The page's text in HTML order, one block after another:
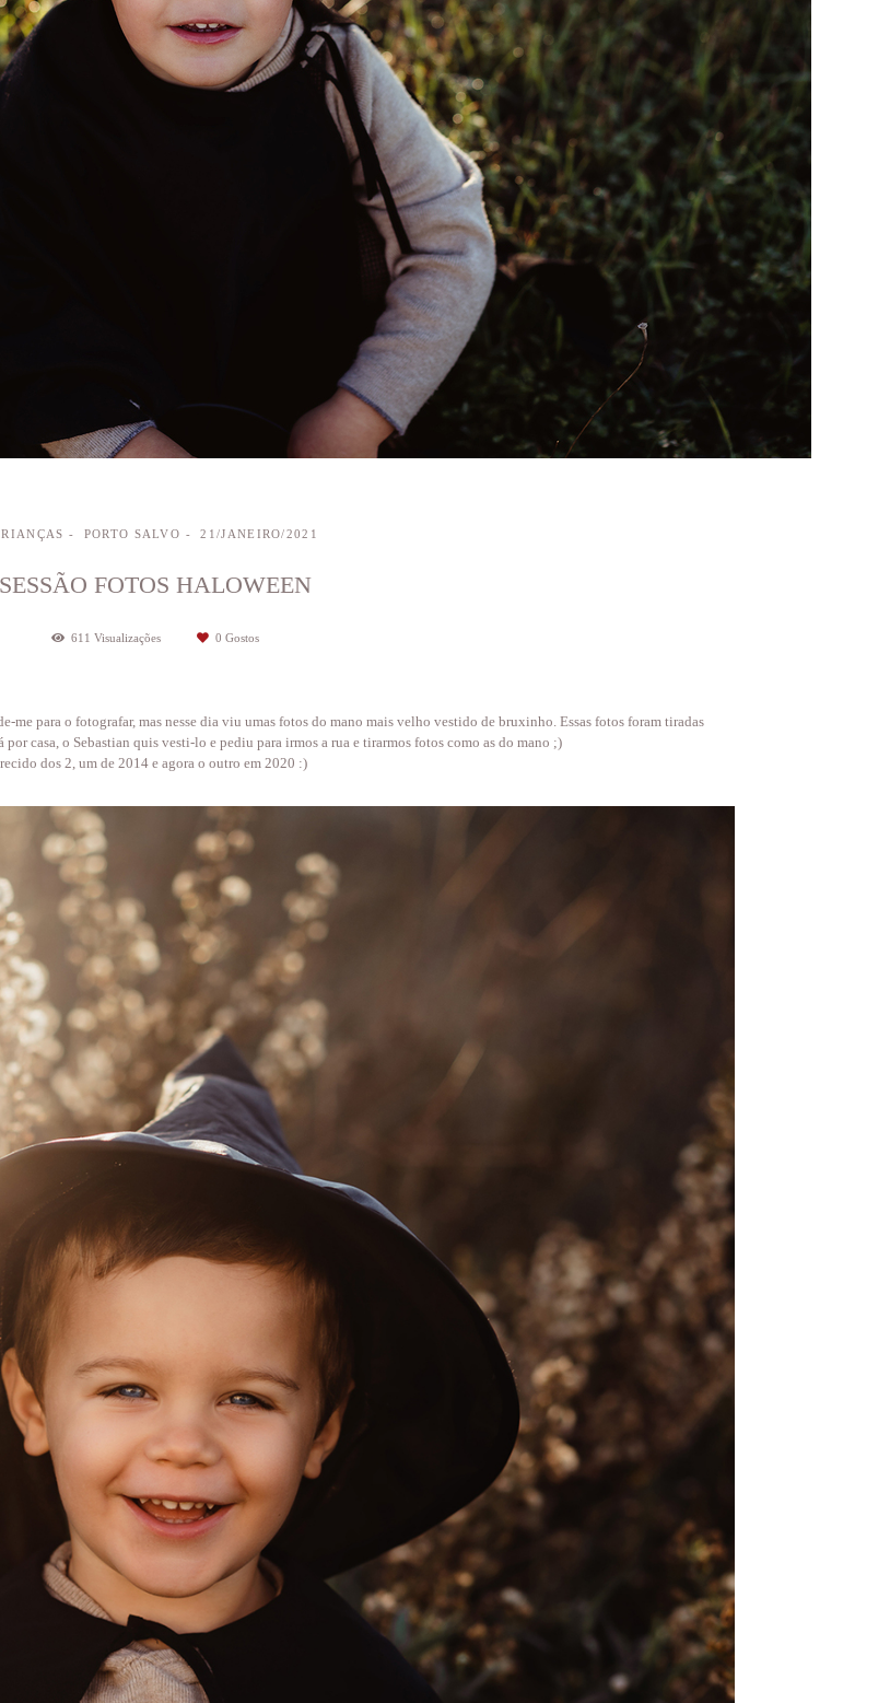
PORTO SALVO 21/JANEIRO/2021
SESSÃO FOTOS HALOWEEN
611 Visualizações 0 Gostos
me para o fotografar, mas nesse dia viu umas fotos do mano mais velho vestido de bruxinho. Essas fotos foram tiradas
casa, o Sebastian quis vesti-lo e pediu para irmos a rua e tirarmos fotos como as do mano ;)
dos 2, um de 2014 e agora o outro em 2020 :)